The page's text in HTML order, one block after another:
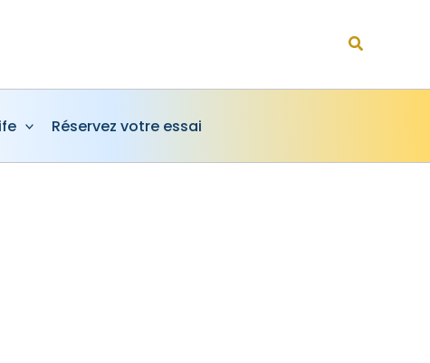
Rechercher
Réservez votre essai